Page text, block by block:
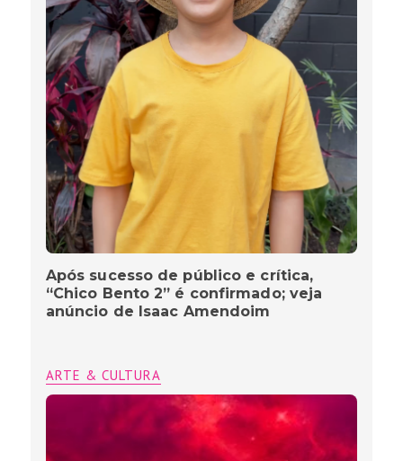
Após sucesso de público e crítica,
“Chico Bento 2” é confirmado; veja
anúncio de Isaac Amendoim
ARTE & CULTURA